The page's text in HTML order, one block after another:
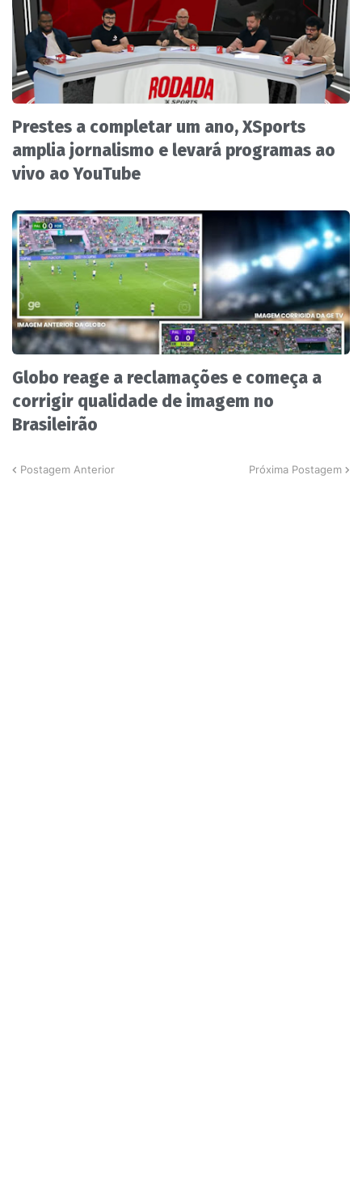
Prestes a completar um ano, XSports
amplia jornalismo e levará programas ao
vivo ao YouTube
Globo reage a reclamações e começa a
corrigir qualidade de imagem no
Brasileirão
Postagem Anterior Próxima Postagem